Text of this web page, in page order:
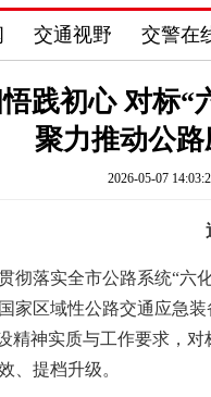
交通视野 交警在
践初心 对标
聚力推动公
2026-05-07
彻落实全市公路系统“六
家区域性公路交通应急
精神实质与工作要求，
、提档升级。